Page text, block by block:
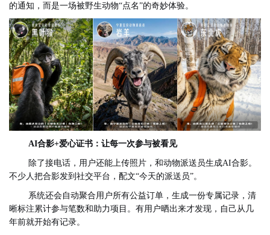
的通知，而是一场被野生动物“点名”的奇妙体验。
AI合影+爱心证书：让每一次参与被看见
除了接电话，用户还能上传照片，和动物派送员生成AI合影。
不少人把合影发到社交平台，配文“今天的派送员”。
系统还会自动聚合用户所有公益订单，生成一份专属记录，清
晰标注累计参与笔数和助力项目。有用户晒出来才发现，自己从几
年前就开始有记录。